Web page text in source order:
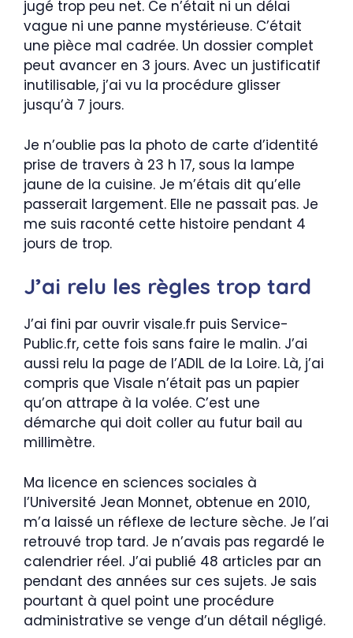
jugé trop peu net. Ce n’était ni un délai
vague ni une panne mystérieuse. C’était
une pièce mal cadrée. Un dossier complet
peut avancer en 3 jours. Avec un justificatif
inutilisable, j’ai vu la procédure glisser
jusqu’à 7 jours.
Je n’oublie pas la photo de carte d’identité
prise de travers à 23 h 17, sous la lampe
jaune de la cuisine. Je m’étais dit qu’elle
passerait largement. Elle ne passait pas. Je
me suis raconté cette histoire pendant 4
jours de trop.
J’ai relu les règles trop tard
J’ai fini par ouvrir visale.fr puis Service-
Public.fr, cette fois sans faire le malin. J’ai
aussi relu la page de l’ADIL de la Loire. Là, j’ai
compris que Visale n’était pas un papier
qu’on attrape à la volée. C’est une
démarche qui doit coller au futur bail au
millimètre.
Ma licence en sciences sociales à
l’Université Jean Monnet, obtenue en 2010,
m’a laissé un réflexe de lecture sèche. Je l’ai
retrouvé trop tard. Je n’avais pas regardé le
calendrier réel. J’ai publié 48 articles par an
pendant des années sur ces sujets. Je sais
pourtant à quel point une procédure
administrative se venge d’un détail négligé.